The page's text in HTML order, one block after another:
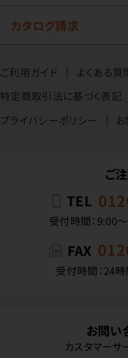
カタログ請求
ご利用ガイド よくある質
特定商取引法に基づく表記
プライバシーポリシー
ご
TEL
受付時間：9:00
FAX
受付時間：24
お問い
カスタマーサ